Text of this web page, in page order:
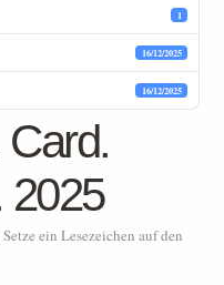
1
16/12/2025
16/12/2025
2025
ein Lesezeichen auf den